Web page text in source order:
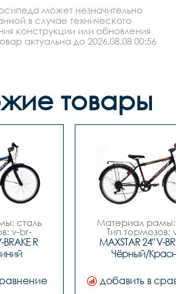
может незначительно
в случае технического
конструкции или обновления
актуальна до 2026.08.08 00:56
товары
сталь
v-br-
24
7
R
Материал рамы:
Тип тормозов:
ободной
Диаметр
Размеры		16"
Количество
Задний
MAXSTAR 24" V-
Чёрный/
добавить в